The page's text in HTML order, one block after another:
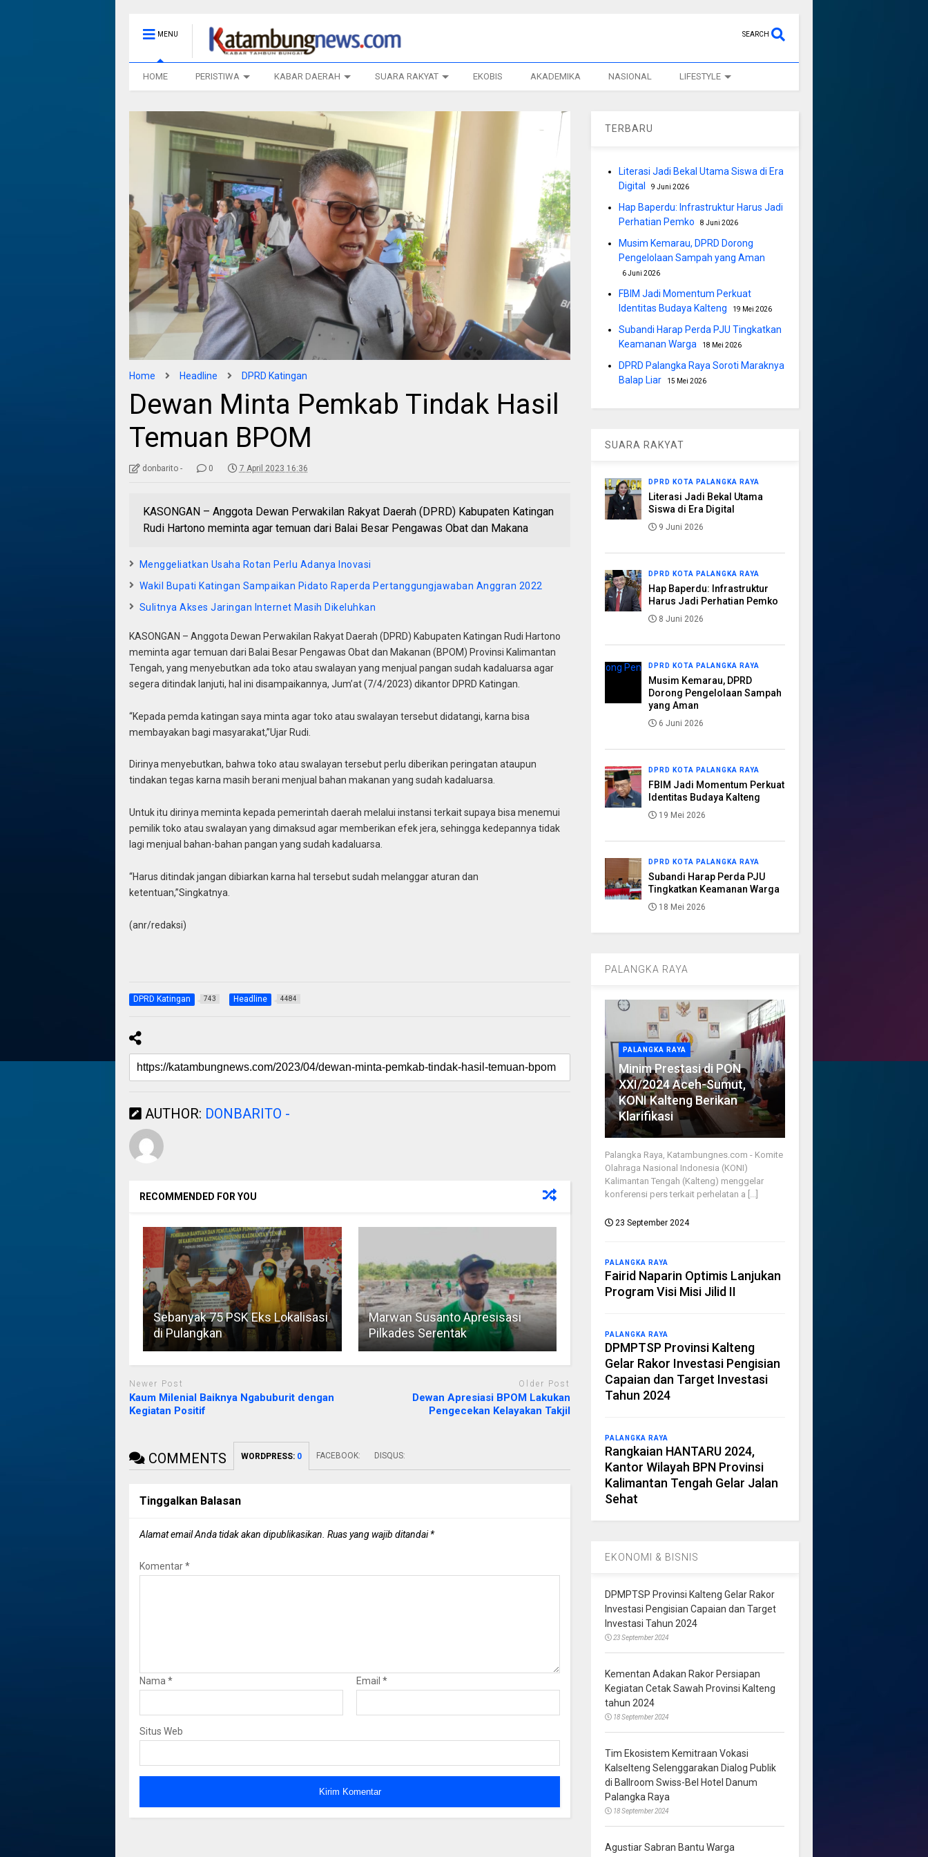
MENU SEARCH
HOME PERISTIWA KABAR DAERAH SUARA RAKYAT EKOBIS AKADEMIKA NASIONAL LIFESTYLE
Home Headline DPRD Katingan
Dewan Minta Pemkab Tindak Hasil
Temuan BPOM
donbarito - 0 7 April 2023 16:36
KASONGAN – Anggota Dewan Perwakilan Rakyat Daerah (DPRD) Kabupaten Katingan
Rudi Hartono meminta agar temuan dari Balai Besar Pengawas Obat dan Makana
Menggeliatkan Usaha Rotan Perlu Adanya Inovasi
Wakil Bupati Katingan Sampaikan Pidato Raperda Pertanggungjawaban Anggran 2022
Sulitnya Akses Jaringan Internet Masih Dikeluhkan
KASONGAN – Anggota Dewan Perwakilan Rakyat Daerah (DPRD) Kabupaten Katingan Rudi Hartono
meminta agar temuan dari Balai Besar Pengawas Obat dan Makanan (BPOM) Provinsi Kalimantan
Tengah, yang menyebutkan ada toko atau swalayan yang menjual pangan sudah kadaluarsa agar
segera ditindak lanjuti, hal ini disampaikannya, Jum’at (7/4/2023) dikantor DPRD Katingan.
“Kepada pemda katingan saya minta agar toko atau swalayan tersebut didatangi, karna bisa
membayakan bagi masyarakat,”Ujar Rudi.
Dirinya menyebutkan, bahwa toko atau swalayan tersebut perlu diberikan peringatan ataupun
tindakan tegas karna masih berani menjual bahan makanan yang sudah kadaluarsa.
Untuk itu dirinya meminta kepada pemerintah daerah melalui instansi terkait supaya bisa menemui
pemilik toko atau swalayan yang dimaksud agar memberikan efek jera, sehingga kedepannya tidak
lagi menjual bahan-bahan pangan yang sudah kadaluarsa.
“Harus ditindak jangan dibiarkan karna hal tersebut sudah melanggar aturan dan
ketentuan,”Singkatnya.
(anr/redaksi)
DPRD Katingan 743 Headline 4484
AUTHOR: DONBARITO -
RECOMMENDED FOR YOU
Sebanyak 75 PSK Eks Lokalisasi
di Pulangkan
Marwan Susanto Apresisasi
Pilkades Serentak
Newer Post
Kaum Milenial Baiknya Ngabuburit dengan
Kegiatan Positif
Older Post
Dewan Apresiasi BPOM Lakukan
Pengecekan Kelayakan Takjil
COMMENTS WORDPRESS: 0 FACEBOOK: DISQUS:
Tinggalkan Balasan
Alamat email Anda tidak akan dipublikasikan. Ruas yang wajib ditandai*
Komentar*
Nama* Email *
Situs Web
TERBARU
Literasi Jadi Bekal Utama Siswa di Era
Digital
9 Juni 2026
Hap Baperdu: Infrastruktur Harus Jadi
Perhatian Pemko
8 Juni 2026
Musim Kemarau, DPRD Dorong
Pengelolaan Sampah yang Aman
6 Juni 2026
FBIM Jadi Momentum Perkuat
Identitas Budaya Kalteng
19 Mei 2026
Subandi Harap Perda PJU Tingkatkan
Keamanan Warga
18 Mei 2026
DPRD Palangka Raya Soroti Maraknya
Balap Liar
15 Mei 2026
SUARA RAKYAT
DPRD KOTA PALANGKA RAYA
Literasi Jadi Bekal Utama
Siswa di Era Digital
9 Juni 2026
DPRD KOTA PALANGKA RAYA
Hap Baperdu: Infrastruktur
Harus Jadi Perhatian Pemko
8 Juni 2026
DPRD KOTA PALANGKA RAYA
Musim Kemarau, DPRD
Dorong Pengelolaan Sampah
yang Aman
6 Juni 2026
DPRD KOTA PALANGKA RAYA
FBIM Jadi Momentum Perkuat
Identitas Budaya Kalteng
19 Mei 2026
DPRD KOTA PALANGKA RAYA
Subandi Harap Perda PJU
Tingkatkan Keamanan Warga
18 Mei 2026
PALANGKA RAYA
PALANGKA RAYA
Minim Prestasi di PON
XXI/2024 Aceh-Sumut,
KONI Kalteng Berikan
Klarifikasi
Palangka Raya, Katambungnes.com - Komite
Olahraga Nasional Indonesia (KONI)
Kalimantan Tengah (Kalteng) menggelar
konferensi pers terkait perhelatan a [...]
23 September 2024
PALANGKA RAYA
Fairid Naparin Optimis Lanjukan
Program Visi Misi Jilid II
PALANGKA RAYA
DPMPTSP Provinsi Kalteng
Gelar Rakor Investasi Pengisian
Capaian dan Target Investasi
Tahun 2024
PALANGKA RAYA
Rangkaian HANTARU 2024,
Kantor Wilayah BPN Provinsi
Kalimantan Tengah Gelar Jalan
Sehat
EKONOMI & BISNIS
DPMPTSP Provinsi Kalteng Gelar Rakor
Investasi Pengisian Capaian dan Target
Investasi Tahun 2024
23 September 2024
Kementan Adakan Rakor Persiapan
Kegiatan Cetak Sawah Provinsi Kalteng
tahun 2024
18 September 2024
Tim Ekosistem Kemitraan Vokasi
Kalselteng Selenggarakan Dialog Publik
di Ballroom Swiss-Bel Hotel Danum
Palangka Raya
18 September 2024
Agustiar Sabran Bantu Warga